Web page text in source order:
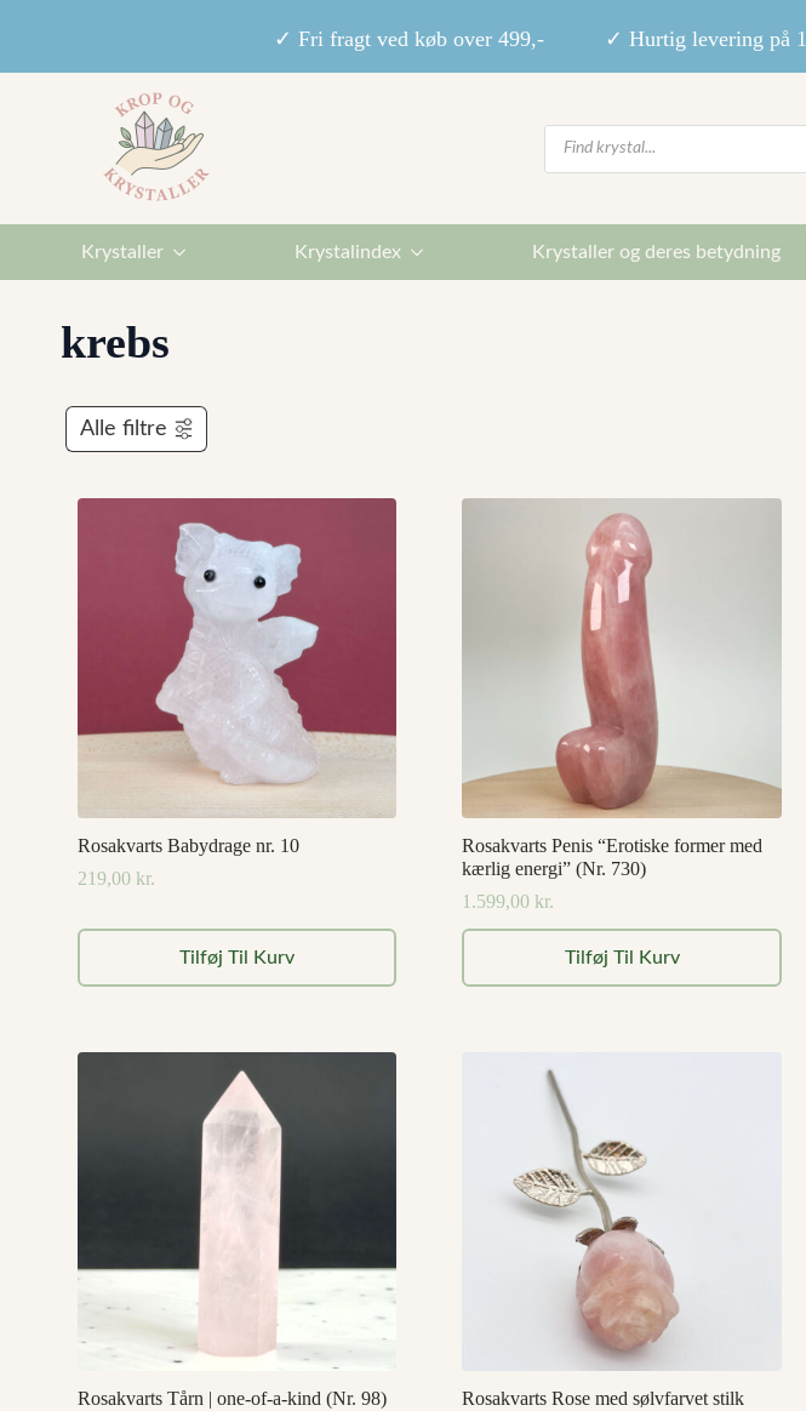
✓ Fri fragt ved køb over 499,- ✓ Hurtig levering på 1-
Products
search
Krystaller Krystalindex Krystaller og deres betydning
krebs
Alle filtre
Rosakvarts Babydrage nr. 10
219,00 kr.
Tilføj Til Kurv
Rosakvarts Penis “Erotiske former med
kærlig energi” (Nr. 730)
1.599,00 kr.
Tilføj Til Kurv
Rosakvarts Tårn | one-of-a-kind (Nr. 98)
Rosakvarts Rose med sølvfarvet stilk